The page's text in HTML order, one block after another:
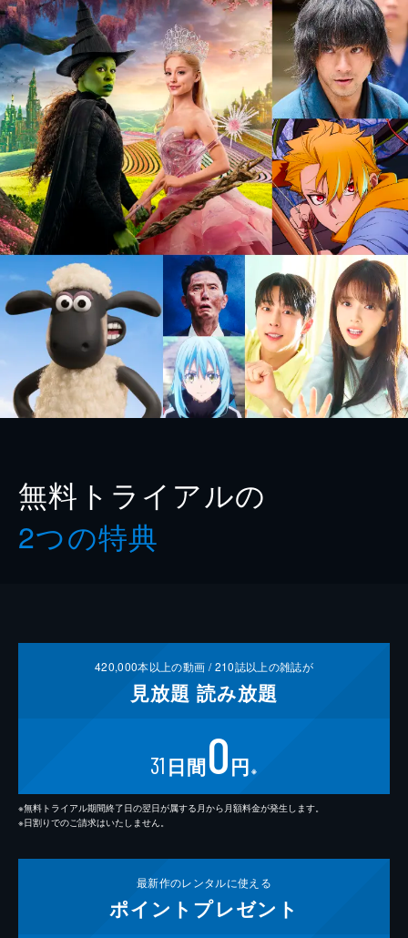
無料トライアルの
2つの特典
420,000本以上の動画 /210誌以上の雑誌が
見放題 読み放題
31 日間0円 ※
※無料トライアル期間終了日の翌日が属する月から月額料金が発生します。
※日割りでのご請求はいたしません。
最新作のレンタルに使える
ポイント プレゼント